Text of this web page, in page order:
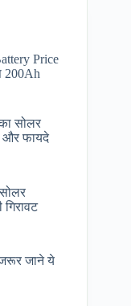
Price​
200Ah
सोलर
और फायदे
जाने ये